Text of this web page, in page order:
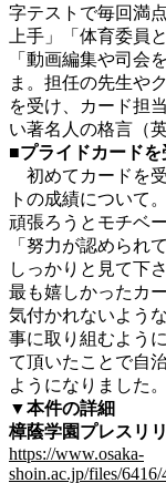
字テストで毎回満
上手」「体育委員
「動画編集や司会
ま。担任の先生や
を受け、カード担
い著名人の格言（
■プライドカード
初めてカードを
トの成績について
頑張ろうとモチベ
「努力が認められ
しっかりと見て下
最も嬉しかったカ
気付かれないよう
事に取り組むよう
て頂いたことで自
ようになりました。
▼本件の詳細
樟蔭学園プレスリ
https://www.osaka-
shoin.ac.jp/files/